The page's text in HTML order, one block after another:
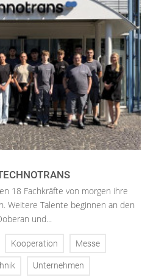
18 Fachkräfte von morgen ihre
Weitere Talente beginnen an den
und...
Kooperation Messe
Unternehmen